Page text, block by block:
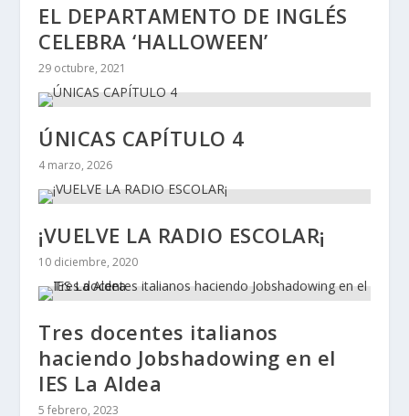
EL DEPARTAMENTO DE INGLÉS
CELEBRA ‘HALLOWEEN’
29 octubre, 2021
ÚNICAS CAPÍTULO 4
4 marzo, 2026
¡VUELVE LA RADIO ESCOLAR¡
10 diciembre, 2020
Tres docentes italianos
haciendo Jobshadowing en el
IES La Aldea
5 febrero, 2023